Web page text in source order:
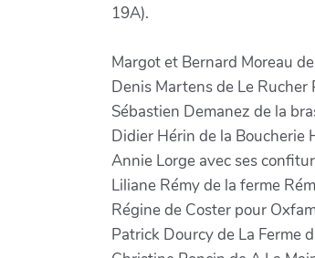
19A).
Margot et Bernard Moreau
Denis Martens de Le
Sébastien Demanez de la
Didier Hérin de la Boucherie
Annie Lorge avec ses
Liliane Rémy de la ferme
Régine de Coster pour
Patrick Dourcy de La Ferme